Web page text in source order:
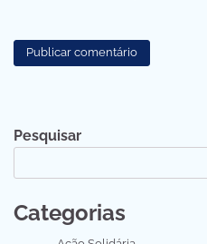
Pesquisar
Categorias